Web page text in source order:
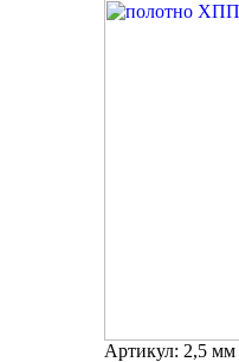
Артикул: 2,5 мм